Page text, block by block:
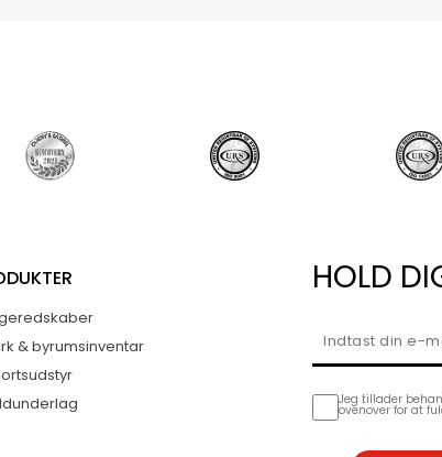
& byrumsinventar
HOLD
Jeg tillader
ovenover for at